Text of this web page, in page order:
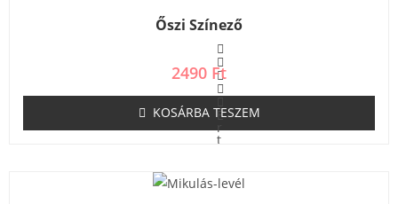
:
/
5
Őszi Színező
É
r
t
e
l
2490 Ft
KOSÁRBA TESZEM